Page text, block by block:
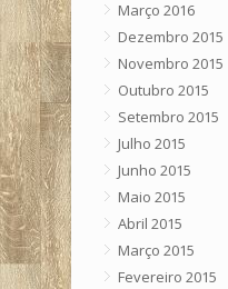
Março 2016
Dezembro 2015
Novembro 2015
Outubro 2015
Setembro 2015
Julho 2015
Junho 2015
Maio 2015
Abril 2015
Março 2015
Fevereiro 2015